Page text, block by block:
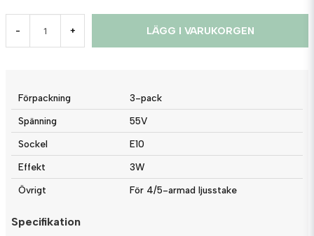
- + LÄGG I VARUKORGEN
Förpackning 3-pack
Spänning 55V
Sockel E10
Effekt 3W
Övrigt För 4/5-armad ljusstake
Specifikation